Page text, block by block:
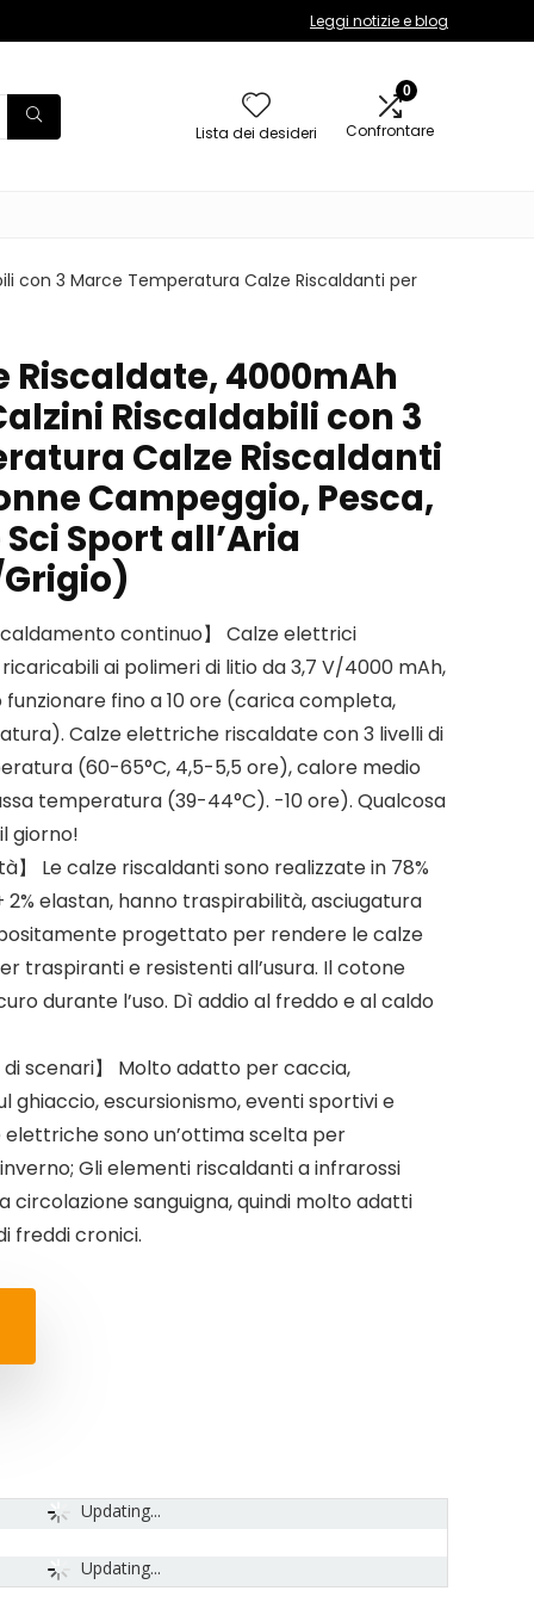
Leggi notizie e blog
Lista dei desideri
0
Confrontare
con 3 Marce Temperatura Calze Riscaldanti per
Riscaldate, 4000mAh
Riscaldabili con 3
Calze Riscaldanti
Campeggio, Pesca,
Sport all’Aria
continuo】 Calze elettrici
ai polimeri di litio da 3,7 V/4000 mAh,
fino a 10 ore (carica completa,
Calze elettriche riscaldate con 3 livelli di
(60-65°C, 4,5-5,5 ore), calore medio
temperatura (39-44°C). -10 ore). Qualcosa
giorno!
】 Le calze riscaldanti sono realizzate in 78%
elastan, hanno traspirabilità, asciugatura
progettato per rendere le calze
traspiranti e resistenti all’usura. Il cotone
durante l’uso. Dì addio al freddo e al caldo
di scenari】 Molto adatto per caccia,
ghiaccio, escursionismo, eventi sportivi e
elettriche sono un’ottima scelta per
Gli elementi riscaldanti a infrarossi
circolazione sanguigna, quindi molto adatti
freddi cronici.
Updating...
Updating...